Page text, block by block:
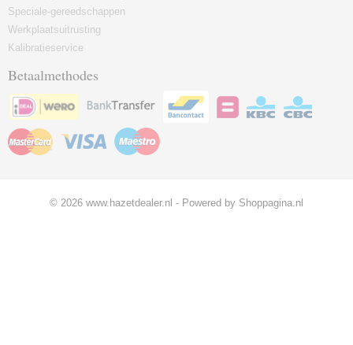
Speciale-gereedschappen
Werkplaatsuitrusting
Kalibratieservice
Betaalmethodes
© 2026 www.hazetdealer.nl - Powered by Shoppagina.nl